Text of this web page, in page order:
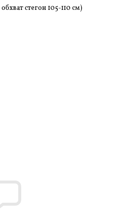
стегон 105-110 см)